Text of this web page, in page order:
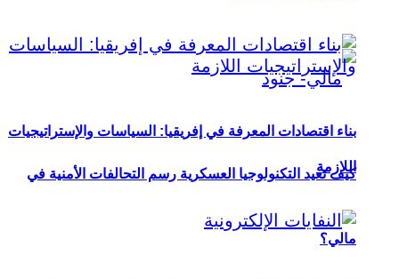
كيف تعيد التكنولوجيا العسكرية رسم التحالفات الأمنية في
مالي؟
بناء اقتصادات المعرفة في إفريقيا: السياسات والإستراتيجيات
اللازمة